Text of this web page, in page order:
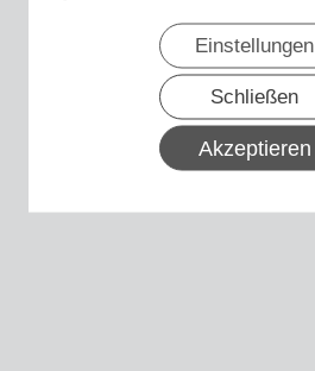
Einstellungen
Schließen
Akzeptieren